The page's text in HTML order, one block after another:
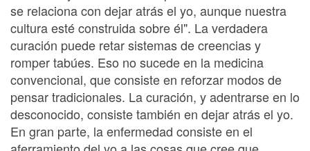
se relaciona con dejar atrás el yo, aunque nuestra
cultura esté construida sobre él". La verdadera
curación puede retar sistemas de creencias y
romper tabúes. Eso no sucede en la medicina
convencional, que consiste en reforzar modos de
pensar tradicionales. La curación, y adentrarse en lo
desconocido, consiste también en dejar atrás el yo.
En gran parte, la enfermedad consiste en el